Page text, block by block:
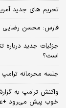
تحریم های جدید
فارس: محسن رضایی
جزئیات جدید درباره
است؟
جلسه محرمانه ترامپ
واکنش ترامپ به
خوب پیش می‌رود